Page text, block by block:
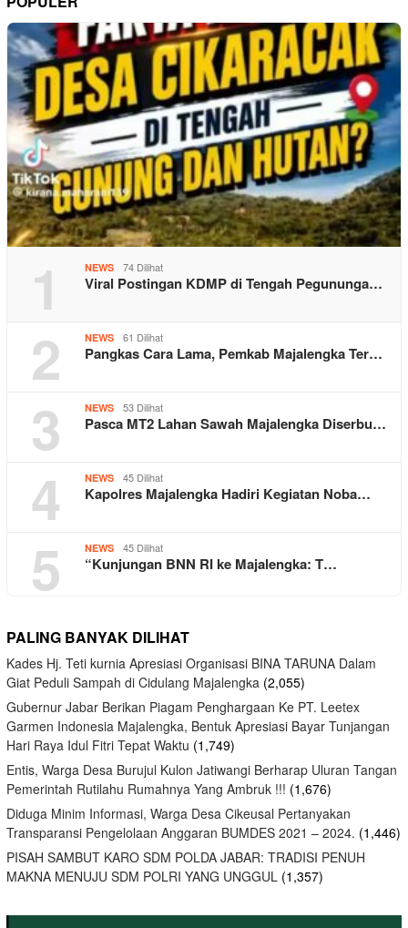
1 NEWS 74 Dilihat
Viral Postingan KDMP di Tengah Pegununga…
2 NEWS 61 Dilihat
Pangkas Cara Lama, Pemkab Majalengka Ter…
3 NEWS 53 Dilihat
Pasca MT2 Lahan Sawah Majalengka Diserbu…
4 NEWS 45 Dilihat
Kapolres Majalengka Hadiri Kegiatan Noba…
5 NEWS 45 Dilihat
“Kunjungan BNN RI ke Majalengka: T…
PALING BANYAK DILIHAT
Kades Hj. Teti kurnia Apresiasi Organisasi BINA TARUNA Dalam
Giat Peduli Sampah di Cidulang Majalengka (2,055)
Gubernur Jabar Berikan Piagam Penghargaan Ke PT. Leetex
Garmen Indonesia Majalengka, Bentuk Apresiasi Bayar Tunjangan
Hari Raya Idul Fitri Tepat Waktu (1,749)
Entis, Warga Desa Burujul Kulon Jatiwangi Berharap Uluran Tangan
Pemerintah Rutilahu Rumahnya Yang Ambruk !!! (1,676)
Diduga Minim Informasi, Warga Desa Cikeusal Pertanyakan
Transparansi Pengelolaan Anggaran BUMDES 2021 – 2024. (1,446)
PISAH SAMBUT KARO SDM POLDA JABAR: TRADISI PENUH
MAKNA MENUJU SDM POLRI YANG UNGGUL (1,357)